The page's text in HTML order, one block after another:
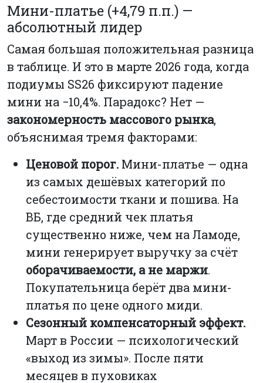
Мини-платье (+4,79 п.п.) —
абсолютный лидер
Самая большая положительная разница
в таблице. И это в марте 2026 года, когда
подиумы SS26 фиксируют падение
мини на −10,4%. Парадокс? Нет —
закономерность массового рынка,
объяснимая тремя факторами:
Ценовой порог. Мини-платье — одна
из самых дешёвых категорий по
себестоимости ткани и пошива. На
ВБ, где средний чек платья
существенно ниже, чем на Ламоде,
мини генерирует выручку за счёт
оборачиваемости, а не маржи.
Покупательница берёт два мини-
платья по цене одного миди.
Сезонный компенсаторный эффект.
Март в России — психологический
«выход из зимы». После пяти
месяцев в пуховиках